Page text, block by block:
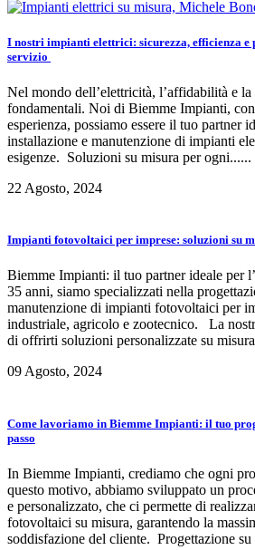
I nostri impianti elettrici: sicurezza, efficienza e
servizio
Nel mondo dell’elettricità, l’affidabilità e la
fondamentali. Noi di Biemme Impianti,
esperienza, possiamo essere il tuo partner
installazione e manutenzione di impianti
esigenze. Soluzioni su misura per ogni......
22 Agosto, 2024
Impianti fotovoltaici per imprese: soluzioni su
Biemme Impianti: il tuo partner ideale per
35 anni, siamo specializzati nella
manutenzione di impianti fotovoltaici per
industriale, agricolo e zootecnico. La
di offrirti soluzioni personalizzate su
09 Agosto, 2024
Come lavoriamo in Biemme Impianti: il tuo
passo
In Biemme Impianti, crediamo che ogni
questo motivo, abbiamo sviluppato un
e personalizzato, che ci permette di
fotovoltaici su misura, garantendo la
soddisfazione del cliente. Progettazione